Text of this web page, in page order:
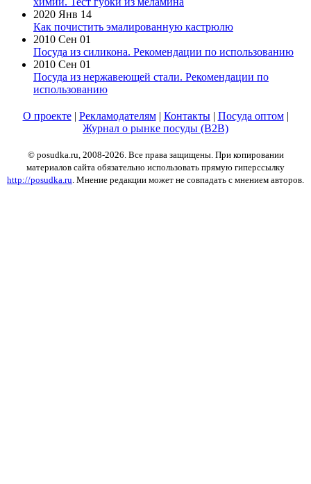
2020 Янв 14
Как почистить эмалированную кастрюлю
2010 Сен 01
Посуда из силикона. Рекомендации по использованию
2010 Сен 01
Посуда из нержавеющей стали. Рекомендации по
использованию
О проекте| Рекламодателям| Контакты| Посуда оптом|
Журнал о рынке посуды (B2B)
© posudka.ru, 2008-2026. Все права защищены. При копировании
материалов сайта обязательно использовать прямую гиперссылку
http://posudka.ru. Мнение редакции может не совпадать с мнением авторов.